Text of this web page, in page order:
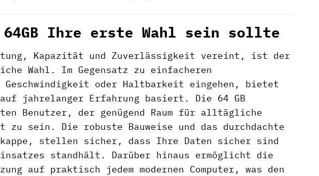
64GB Ihre erste Wahl sein sollte
Kapazität und Zuverlässigkeit vereint, ist der
Wahl. Im Gegensatz zu einfacheren
Geschwindigkeit oder Haltbarkeit eingehen, bietet
jahrelanger Erfahrung basiert. Die 64 GB
Benutzer, der genügend Raum für alltägliche
sein. Die robuste Bauweise und das durchdachte
stellen sicher, dass Ihre Daten sicher sind
standhält. Darüber hinaus ermöglicht die
auf praktisch jedem modernen Computer, was den